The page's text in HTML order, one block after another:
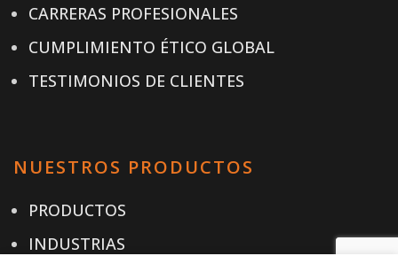
CARRERAS PROFESIONALES
CUMPLIMIENTO ÉTICO GLOBAL
TESTIMONIOS DE CLIENTES
NUESTROS PRODUCTOS
PRODUCTOS
INDUSTRIAS